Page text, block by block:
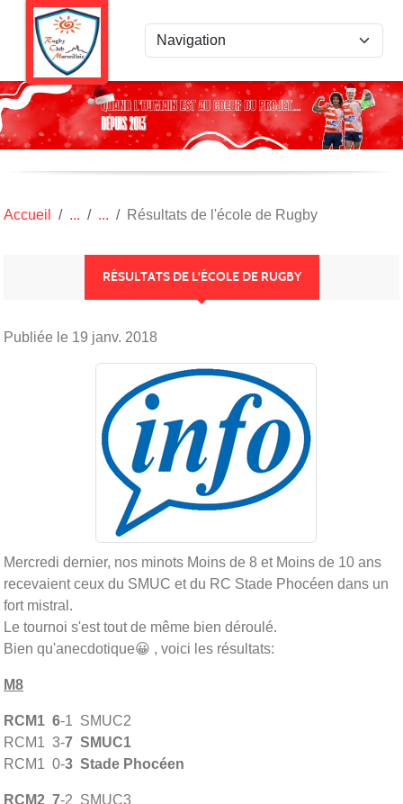
Accueil Résultats de l'école de Rugby
RÉSULTATS DE L'ÉCOLE DE RUGBY
Publiée le 19 janv. 2018
Mercredi dernier, nos minots Moins de 8 et Moins de 10 ans
recevaient ceux du SMUC et du RC Stade Phocéen dans un
fort mistral.
Le tournoi s'est tout de même bien déroulé.
Bien qu'anecdotique😀 , voici les résultats:
M8
RCM1 6-1 SMUC2
RCM1 3-7 SMUC1
RCM1 0-3 Stade Phocéen
RCM2 7-2 SMUC3
Panneau de gestion des cookies